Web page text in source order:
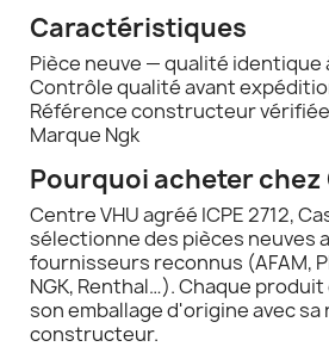
Caractéristiques
Pièce neuve — qualité identique
Contrôle qualité avant
Référence constructeur vérifiée
Marque Ngk
Pourquoi acheter chez
Centre VHU agréé ICPE 2712,
sélectionne des pièces neuves
fournisseurs reconnus (AFAM,
NGK, Renthal…). Chaque
son emballage d'origine avec
constructeur.